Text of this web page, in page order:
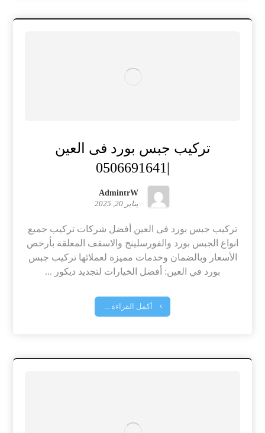
تركيب جبس بورد فى العين
|0506691641
AdmintrW
يناير 20, 2025
تركيب جبس بورد فى العين أفضل شركات تركيب جميع
انواع الجبس بورد والفورسلينج والاسقف المعلقة بأرخص
الأسعار وبالضمان وخدمات مميزة لعملائها تركيب جبس
بورد في العين: أفضل الخيارات لتجديد ديكور ...
أكمل القراءة ...